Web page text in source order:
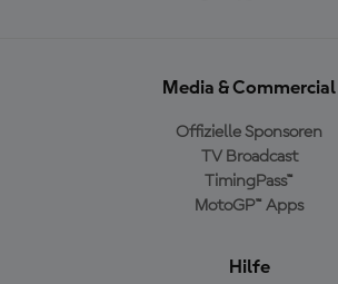
Media & Commercial
Offizielle Sponsoren
TV Broadcast
TimingPass™
MotoGP™ Apps
Hilfe